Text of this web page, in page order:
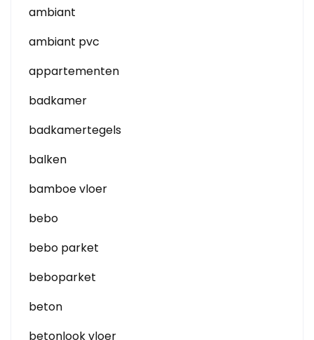
ambiant
ambiant pvc
appartementen
badkamer
badkamertegels
balken
bamboe vloer
bebo
bebo parket
beboparket
beton
betonlook vloer